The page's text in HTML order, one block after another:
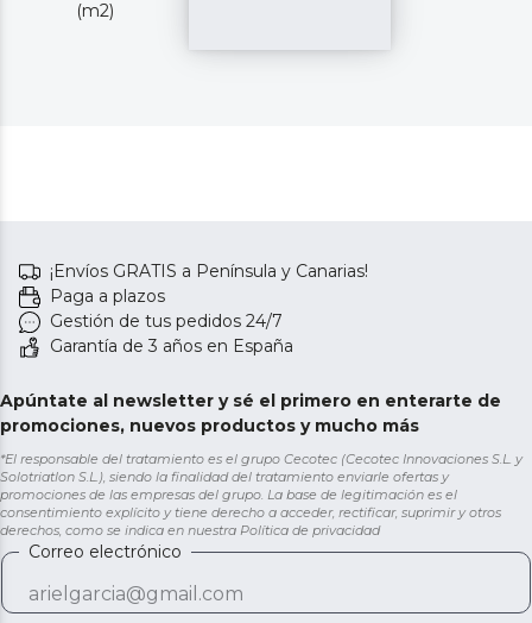
(m2)
¡Envíos GRATIS a Península y Canarias!
Paga a plazos
Gestión de tus pedidos 24/7
Garantía de 3 años en España
Apúntate al newsletter y sé el primero en enterarte de
promociones, nuevos productos y mucho más
*El responsable del tratamiento es el grupo Cecotec (Cecotec Innovaciones S.L. y
Solotriatlon S.L.), siendo la finalidad del tratamiento enviarle ofertas y
promociones de las empresas del grupo. La base de legitimación es el
consentimiento explícito y tiene derecho a acceder, rectificar, suprimir y otros
derechos, como se indica en nuestra Política de privacidad
Correo electrónico